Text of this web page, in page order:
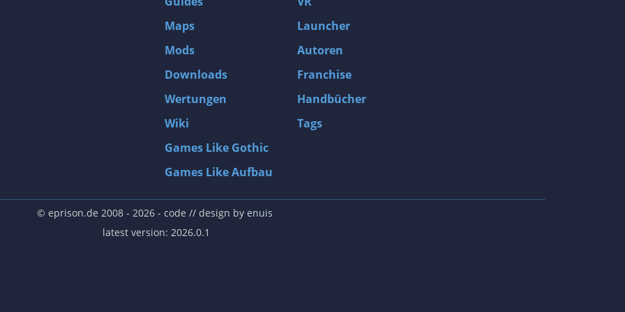
Katzen
Kickstarter
Klassiker
Kolonisierungssimulation
Künstliche Intelligenz
Ladensimulation
Maps
Mods
Downloads
Wertungen
Wiki
Games Like Gothic
Games Like Aufbau
Launcher
Autoren
Franchise
Handbücher
Tags
© eprison.de 2008 - 2026- code // design by enuis
latest version: 2026.0.1